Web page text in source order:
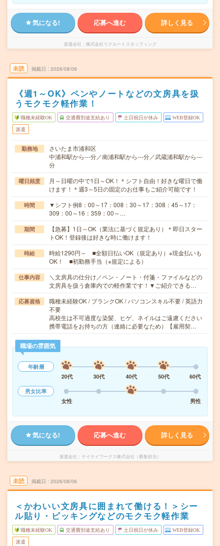
気になる! 応募へ進む 詳しく見る
派遣会社 株式会社リクルートスタッフィング
未読 掲載日 2026/08/06
《週1～OK》ペンやノートなどの文房具を扱
うモクモク軽作業！
職種未経験OK 交通費別途支給あり 土日祝日が休み WEB登録OK
派遣
勤務地
さいたま市浦和区
中浦和駅から---分／南浦和駅から---分／武蔵浦和駅から---
分
曜日頻度
月～日曜の中で1日～OK！＊シフト自由！好きな曜日で働
けます！＊週3～5日の固定のお仕事もご紹介可能です！
時間
▼シフト例8：00～17：008：30～17：308：45～17：
309：00～16：359：00～…
期間
【急募】1日～OK（業法に基づく規定あり）＊即日スター
トOK！登録後は好きな時に働けます！
時給
時給1290円～ ■全額日払いOK（規定あり）※現金払いも
OK！ ■初勤務手当（※規定による）
仕事内容
＼文房具の仕分け／ペン・ノート・付箋・ファイルなどの
文房具を扱う倉庫内での軽作業です！▼ご紹介できる…
応募資格
職種未経験OK / ブランクOK / パソコンスキル不要 / 英語力
不要
高校生は不可過度な染髪、ヒゲ、ネイルはご遠慮ください
携帯電話をお持ちの方（連絡に必要なため）【雇用契…
職場の雰囲気
年齢層
20代
30代 40代 50代
60代
男女比率
女性
男性
気になる! 応募へ進む 詳しく見る
派遣会社 テイケイワークス株式会社（募集担当）
未読 掲載日 2026/08/06
＜かわいい文房具に囲まれて働ける！＞シー
ル貼り・ピッキングなどのモクモク軽作業
職種未経験OK 交通費別途支給あり 土日祝日が休み WEB登録OK
派遣